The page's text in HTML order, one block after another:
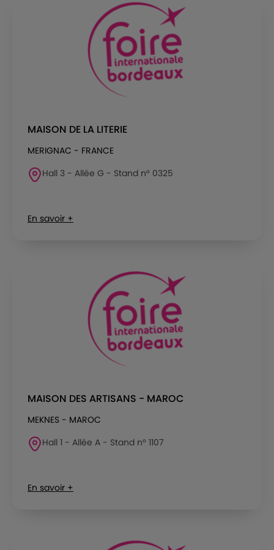
MAISON DE LA LITERIE
MERIGNAC - FRANCE
Hall 3 - Allée G - Stand n° 0325
En savoir +
MAISON DES ARTISANS - MAROC
MEKNES - MAROC
Hall 1 - Allée A - Stand n° 1107
En savoir +